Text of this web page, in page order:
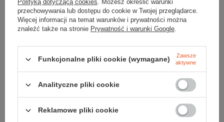
w koszyku
lub przejdź przezlink do promocji
Kupuj z rabatem 20 % od ceny katalogowej (obowiązują
wyjątki)
Zamówienia
Polityką dotyczącą cookies. Możesz określić warunki
przechowywania lub dostępu do cookie w Twojej przeglądarce.
Więcej informacji na temat warunków i prywatności można
znaleźć także na stronie Prywatność i warunki Google.
Funkcjonalne pliki cookie (wymagane)
Zawsze
aktywne
Analityczne pliki cookie
Reklamowe pliki cookie